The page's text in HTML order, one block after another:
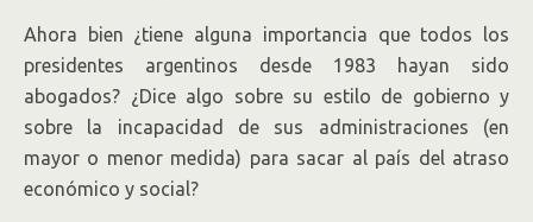
Ahora bien ¿tiene alguna importancia que todos los
presidentes argentinos desde 1983 hayan sido
abogados? ¿Dice algo sobre su estilo de gobierno y
sobre la incapacidad de sus administraciones (en
mayor o menor medida) para sacar al país del atraso
económico y social?